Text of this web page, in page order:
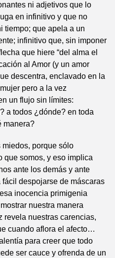
ni adjetivos que lo
en infinitivo y que no
tiempo; que apela a un
infinitivo que, sin imponer
que hiere “del alma el
al Amor (y un amor
descentra, enclavado en la
pero a la vez
un flujo sin límites:
a todos ¿dónde? en toda
manera?
porque sólo
que somos, y eso implica
ante los demás y ante
despojarse de máscaras
inocencia primigenia
nuestra manera
revela nuestras carencias,
cuando aflora el afecto…
para creer que todo
ser cauce y ofrenda de un